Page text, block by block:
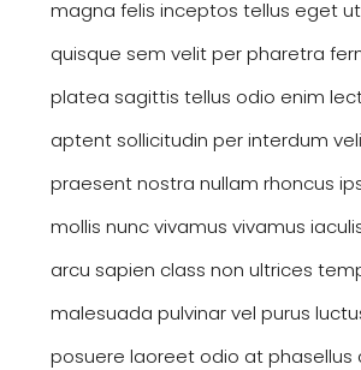
magna felis inceptos tellus eget
quisque sem velit per pharetra
platea sagittis tellus odio enim
aptent sollicitudin per interdum
praesent nostra nullam rhoncus
mollis nunc vivamus vivamus
arcu sapien class non ultrices
malesuada pulvinar vel purus
posuere laoreet odio at phasellus